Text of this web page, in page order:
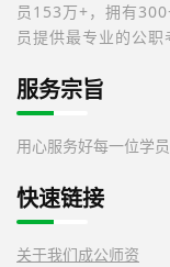
员153万+，拥有
员提供最专业的公职
服务宗旨
用心服务好每一位学员
快速链接
关于我们成公师资